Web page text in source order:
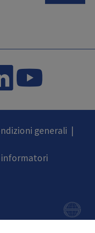
generali
informatori